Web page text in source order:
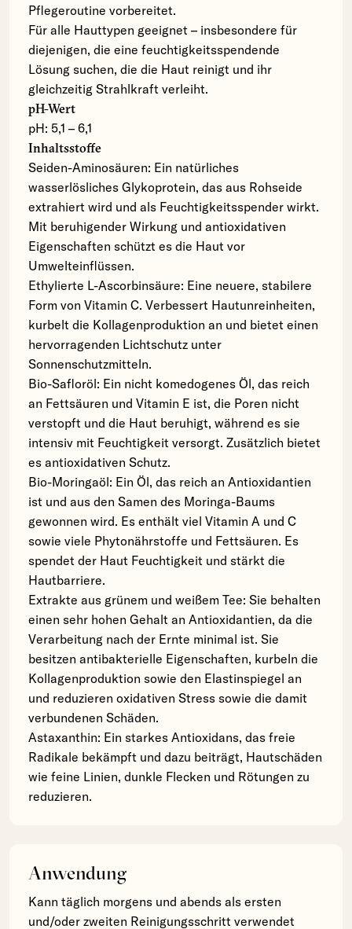
Pflegeroutine vorbereitet.
Für alle Hauttypen geeignet – insbesondere für
diejenigen, die eine feuchtigkeitsspendende
Lösung suchen, die die Haut reinigt und ihr
gleichzeitig Strahlkraft verleiht.
pH-Wert
pH: 5,1 – 6,1
Inhaltsstoffe
Seiden-Aminosäuren: Ein natürliches
wasserlösliches Glykoprotein, das aus Rohseide
extrahiert wird und als Feuchtigkeitsspender wirkt.
Mit beruhigender Wirkung und antioxidativen
Eigenschaften schützt es die Haut vor
Umwelteinflüssen.
Ethylierte L-Ascorbinsäure: Eine neuere, stabilere
Form von Vitamin C. Verbessert Hautunreinheiten,
kurbelt die Kollagenproduktion an und bietet einen
hervorragenden Lichtschutz unter
Sonnenschutzmitteln.
Bio-Safloröl: Ein nicht komedogenes Öl, das reich
an Fettsäuren und Vitamin E ist, die Poren nicht
verstopft und die Haut beruhigt, während es sie
intensiv mit Feuchtigkeit versorgt. Zusätzlich bietet
es antioxidativen Schutz.
Bio-Moringaöl: Ein Öl, das reich an Antioxidantien
ist und aus den Samen des Moringa-Baums
gewonnen wird. Es enthält viel Vitamin A und C
sowie viele Phytonährstoffe und Fettsäuren. Es
spendet der Haut Feuchtigkeit und stärkt die
Hautbarriere.
Extrakte aus grünem und weißem Tee: Sie behalten
einen sehr hohen Gehalt an Antioxidantien, da die
Verarbeitung nach der Ernte minimal ist. Sie
besitzen antibakterielle Eigenschaften, kurbeln die
Kollagenproduktion sowie den Elastinspiegel an
und reduzieren oxidativen Stress sowie die damit
verbundenen Schäden.
Astaxanthin: Ein starkes Antioxidans, das freie
Radikale bekämpft und dazu beiträgt, Hautschäden
wie feine Linien, dunkle Flecken und Rötungen zu
reduzieren.
Anwendung
Kann täglich morgens und abends als ersten
und/oder zweiten Reinigungsschritt verwendet